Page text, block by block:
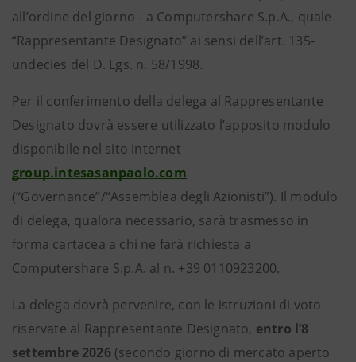
all’ordine del giorno - a Computershare S.p.A., quale
“Rappresentante Designato” ai sensi dell’art. 135-
undecies del D. Lgs. n. 58/1998.
Per il conferimento della delega al Rappresentante
Designato dovrà essere utilizzato l’apposito modulo
disponibile nel sito internet
group.intesasanpaolo.com
(“Governance”/“Assemblea degli Azionisti”). Il modulo
di delega, qualora necessario, sarà trasmesso in
forma cartacea a chi ne farà richiesta a
Computershare S.p.A. al n. +39 0110923200.
La delega dovrà pervenire, con le istruzioni di voto
riservate al Rappresentante Designato, entro l’8
settembre 2026(secondo giorno di mercato aperto